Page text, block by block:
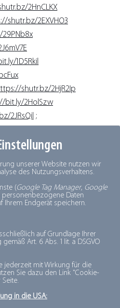
unserer Website nutzen wir
des Nutzungsverhaltens.
(Google Tag Manager, Google
personenbezogene Daten
Ihrem Endgerät speichern.
auf Grundlage Ihrer
Art. 6 Abs. 1 lit. a DSGVO
jederzeit mit Wirkung für die
Sie dazu den Link "Cookie-
in die USA:
2HnCLKX
shutr.bz/2EXVHO3
1D5Rkil
shutr.bz/2HjR2Ip
bit.ly/2HolSzw
2JRsQil ;
2vCD3Mh
bit.ly/2HISS6C
2vs0WpW
bit.ly/2JWVlLk;
bit.ly/2vrqPGh
bit.ly/2vq7Z2w